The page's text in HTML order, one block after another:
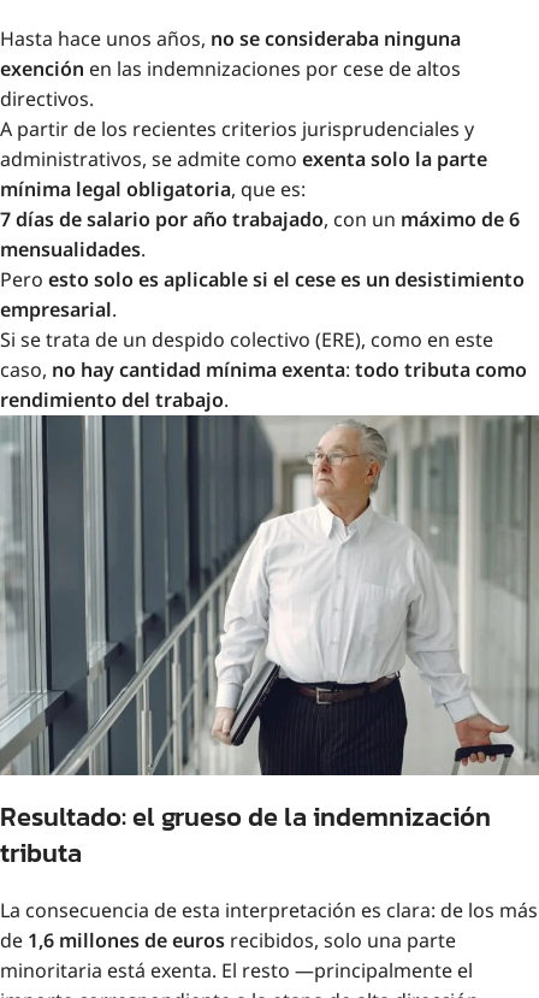
Hasta hace unos años, no se consideraba ninguna
exención en las indemnizaciones por cese de altos
directivos.
A partir de los recientes criterios jurisprudenciales y
administrativos, se admite como exenta solo la parte
mínima legal obligatoria, que es:
7 días de salario por año trabajado, con un máximo de 6
mensualidades.
Pero esto solo es aplicable si el cese es un desistimiento
empresarial.
Si se trata de un despido colectivo (ERE), como en este
caso, no hay cantidad mínima exenta: todo tributa como
rendimiento del trabajo.
Resultado: el grueso de la indemnización
tributa
La consecuencia de esta interpretación es clara: de los más
de 1,6 millones de euros recibidos, solo una parte
minoritaria está exenta. El resto —principalmente el